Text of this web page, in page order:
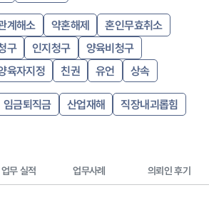
계해소 약혼해제
혼인무효취소
구
인지청구
양육비청구
육자지정
친권 유언
상속
임금퇴직금 산업재해 직장내괴롭힘
무 실적 업무사례 의뢰인 후기